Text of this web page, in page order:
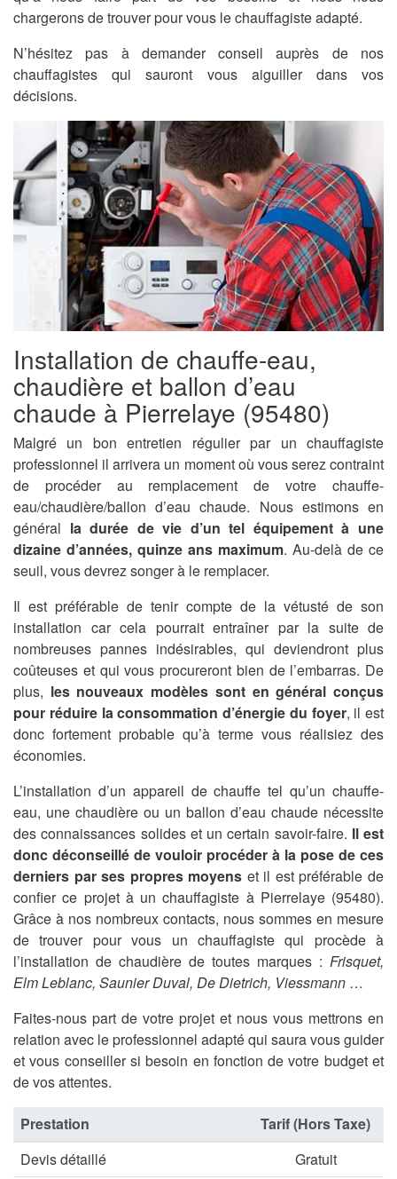
chargerons de trouver pour vous le chauffagiste adapté.
N’hésitez pas à demander conseil auprès de nos
chauffagistes qui sauront vous aiguiller dans vos
décisions.
Installation de chauffe-eau,
chaudière et ballon d’eau
chaude à Pierrelaye (95480)
Malgré un bon entretien régulier par un chauffagiste
professionnel il arrivera un moment où vous serez contraint
de procéder au remplacement de votre chauffe-
eau/chaudière/ballon d’eau chaude. Nous estimons en
général la durée de vie d’un tel équipement à une
dizaine d’années, quinze ans maximum. Au-delà de ce
seuil, vous devrez songer à le remplacer.
Il est préférable de tenir compte de la vétusté de son
installation car cela pourrait entraîner par la suite de
nombreuses pannes indésirables, qui deviendront plus
coûteuses et qui vous procureront bien de l’embarras. De
plus, les nouveaux modèles sont en général conçus
pour réduire la consommation d’énergie du foyer, il est
donc fortement probable qu’à terme vous réalisiez des
économies.
L’installation d’un appareil de chauffe tel qu’un chauffe-
eau, une chaudière ou un ballon d’eau chaude nécessite
des connaissances solides et un certain savoir-faire. Il est
donc déconseillé de vouloir procéder à la pose de ces
derniers par ses propres moyens et il est préférable de
confier ce projet à un chauffagiste à Pierrelaye (95480).
Grâce à nos nombreux contacts, nous sommes en mesure
de trouver pour vous un chauffagiste qui procède à
l’installation de chaudière de toutes marques : Frisquet,
Elm Leblanc, Saunier Duval, De Dietrich, Viessmann …
Faites-nous part de votre projet et nous vous mettrons en
relation avec le professionnel adapté qui saura vous guider
et vous conseiller si besoin en fonction de votre budget et
de vos attentes.
Prestation
Tarif (Hors Taxe)
Devis détaillé
Gratuit